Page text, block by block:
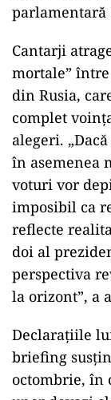
parlamentară
Cantarji
mortale”
din Rusia,
complet
alegeri.
în asemenea
voturi vor
imposibil ca
reflecte
doi al
perspectiva
la orizont”, a